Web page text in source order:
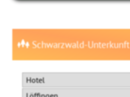
Schwarzwald-Unterkunft